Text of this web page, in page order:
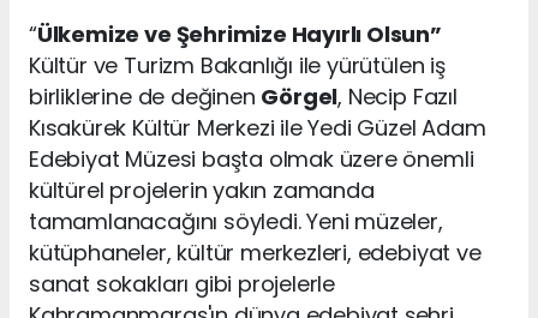
“Ülkemize ve Şehrimize Hayırlı Olsun”
Kültür ve Turizm Bakanlığı ile yürütülen iş
birliklerine de değinen Görgel, Necip Fazıl
Kısakürek Kültür Merkezi ile Yedi Güzel Adam
Edebiyat Müzesi başta olmak üzere önemli
kültürel projelerin yakın zamanda
tamamlanacağını söyledi. Yeni müzeler,
kütüphaneler, kültür merkezleri, edebiyat ve
sanat sokakları gibi projelerle